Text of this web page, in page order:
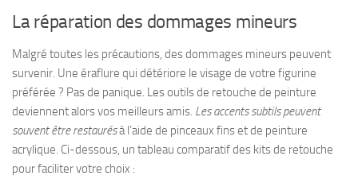
La réparation des dommages mineurs
Malgré toutes les précautions, des dommages mineurs peuvent
survenir. Une éraflure qui détériore le visage de votre figurine
préférée ? Pas de panique. Les outils de retouche de peinture
deviennent alors vos meilleurs amis. Les accents subtils peuvent
souvent être restaurésà l’aide de pinceaux fins et de peinture
acrylique. Ci-dessous, un tableau comparatif des kits de retouche
pour faciliter votre choix :